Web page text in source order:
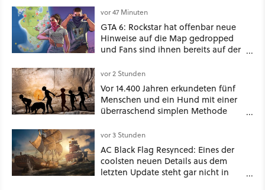
vor 47 Minuten
GTA 6: Rockstar hat offenbar neue
Hinweise auf die Map gedropped
und Fans sind ihnen bereits auf der
vor 2 Stunden
Vor 14.400 Jahren erkundeten fünf
Menschen und ein Hund mit einer
überraschend simplen Methode
Spuren für die Ewigkeit
vor 3 Stunden
AC Black Flag Resynced: Eines der
coolsten neuen Details aus dem
letzten Update steht gar nicht in